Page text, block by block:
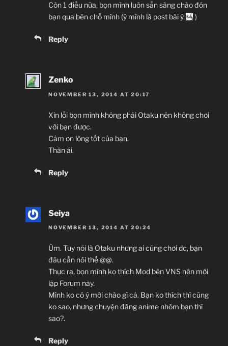
Còn 1 điều nữa, bọn mình luôn sẵn sàng chào đón
bạn qua bên chỗ mình (ý mình là post bài ý
)
Reply
Zenko
NOVEMBER 13, 2014 AT 20:17
Xin lỗi bọn mình không phải Otaku nên không chơi
với bạn được.
Cảm ơn lòng tốt của bạn.
Thân ái.
Reply
Seiya
NOVEMBER 13, 2014 AT 20:24
Ùm. Tuy nói là Otaku nhưng ai cũng chơi dc, bạn
đâu cần nói thế @@.
Thực ra, bọn mình ko thích Mod bên VNS nên mới
lập Forum này.
Mình ko có ý mời chào gì cả. Bạn ko thích thì cũng
ko sao, nhưng chuyện đăng anime nhóm bạn thì
sao?.
Reply